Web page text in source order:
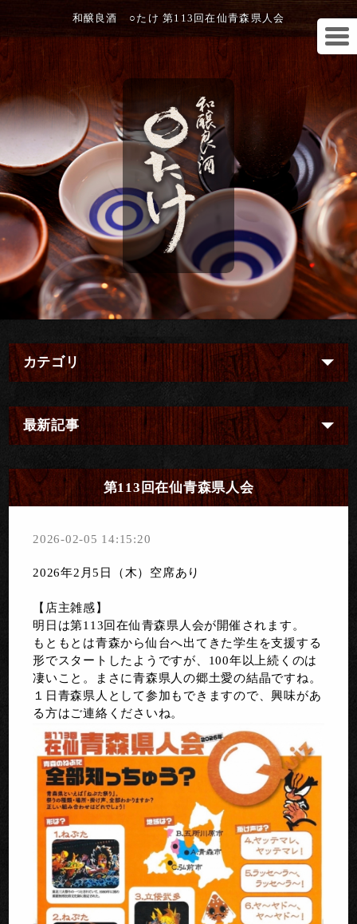
和醸良酒 ○たけ 第113回在仙青森県人会
カテゴリ
最新記事
第113回在仙青森県人会
2026-02-05 14:15:20
2026年2月5日（木）空席あり
【店主雑感】
明日は第113回在仙青森県人会が開催されます。
もともとは青森から仙台へ出てきた学生を支援する
形でスタートしたようですが、100年以上続くのは
凄いこと。まさに青森県人の郷土愛の結晶ですね。
１日青森県人として参加もできますので、興味があ
る方はご連絡くださいね。